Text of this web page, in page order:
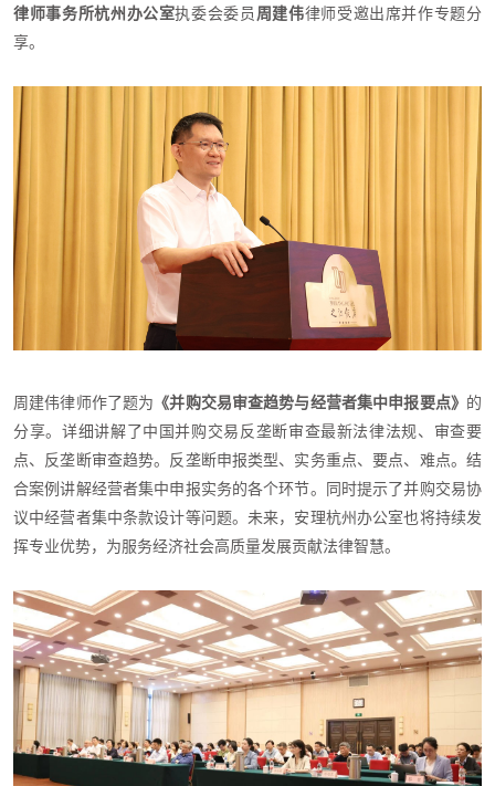
律师事务所杭州办公室执委会委员 周建伟律师受邀出席并作专题分
享。
周建伟律师作了题为 《并购交易审查趋势与经营者集中申报要点》 的
分享。详细讲解了中国并购交易反垄断审查最新法律法规、审查要
点、反垄断审查趋势。反垄断申报类型、实务重点、要点、难点。结
合案例讲解经营者集中申报实务的各个环节。同时提示了并购交易协
议中经营者集中条款设计等问题。未来，安理杭州办公室也将持续发
挥专业优势，为服务经济社会高质量发展贡献法律智慧。